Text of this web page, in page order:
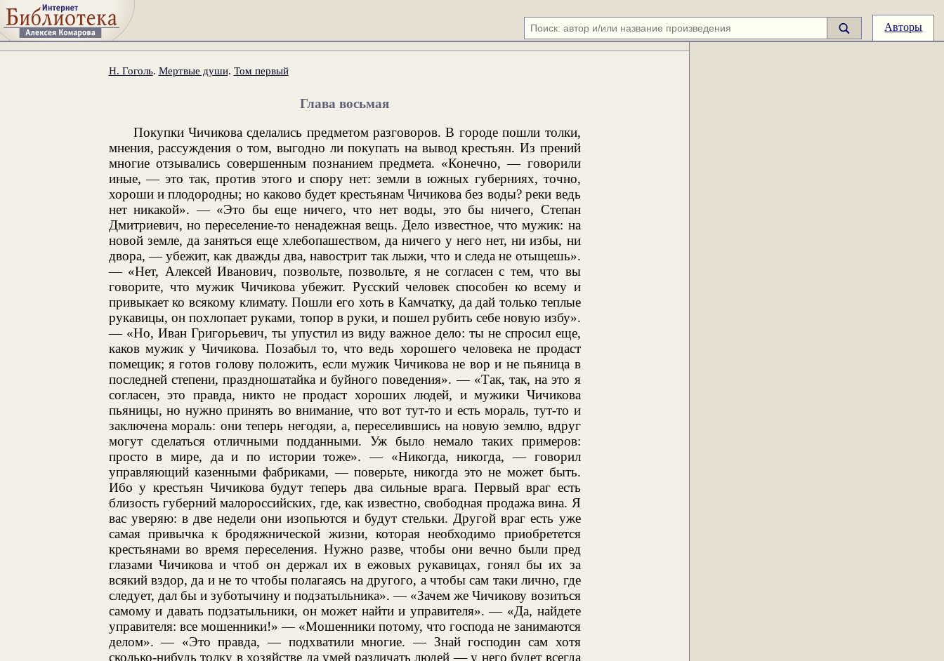
Авторы
Н. Гоголь. Мертвые души. Том первый
Глава восьмая
Покупки Чичикова сделались предметом разговоров. В городе пошли толки,
мнения, рассуждения о том, выгодно ли покупать на вывод крестьян. Из прений
многие отзывались совершенным познанием предмета. «Конечно, — говорили
иные, — это так, против этого и спору нет: земли в южных губерниях, точно,
хороши и плодородны; но каково будет крестьянам Чичикова без воды? реки ведь
нет никакой». — «Это бы еще ничего, что нет воды, это бы ничего, Степан
Дмитриевич, но переселение-то ненадежная вещь. Дело известное, что мужик: на
новой земле, да заняться еще хлебопашеством, да ничего у него нет, ни избы, ни
двора, — убежит, как дважды два, навострит так лыжи, что и следа не отыщешь».
— «Нет, Алексей Иванович, позвольте, позвольте, я не согласен с тем, что вы
говорите, что мужик Чичикова убежит. Русский человек способен ко всему и
привыкает ко всякому климату. Пошли его хоть в Камчатку, да дай только теплые
рукавицы, он похлопает руками, топор в руки, и пошел рубить себе новую избу».
— «Но, Иван Григорьевич, ты упустил из виду важное дело: ты не спросил еще,
каков мужик у Чичикова. Позабыл то, что ведь хорошего человека не продаст
помещик; я готов голову положить, если мужик Чичикова не вор и не пьяница в
последней степени, праздношатайка и буйного поведения». — «Так, так, на это я
согласен, это правда, никто не продаст хороших людей, и мужики Чичикова
пьяницы, но нужно принять во внимание, что вот тут-то и есть мораль, тут-то и
заключена мораль: они теперь негодяи, а, переселившись на новую землю, вдруг
могут сделаться отличными подданными. Уж было немало таких примеров:
просто в мире, да и по истории тоже». — «Никогда, никогда, — говорил
управляющий казенными фабриками, — поверьте, никогда это не может быть.
Ибо у крестьян Чичикова будут теперь два сильные врага. Первый враг есть
близость губерний малороссийских, где, как известно, свободная продажа вина. Я
вас уверяю: в две недели они изопьются и будут стельки. Другой враг есть уже
самая привычка к бродяжнической жизни, которая необходимо приобретется
крестьянами во время переселения. Нужно разве, чтобы они вечно были пред
глазами Чичикова и чтоб он держал их в ежовых рукавицах, гонял бы их за
всякий вздор, да и не то чтобы полагаясь на другого, а чтобы сам таки лично, где
следует, дал бы и зуботычину и подзатыльника». — «Зачем же Чичикову возиться
самому и давать подзатыльники, он может найти и управителя». — «Да, найдете
управителя: все мошенники!» — «Мошенники потому, что господа не занимаются
делом». — «Это правда, — подхватили многие. — Знай господин сам хотя
сколько-нибудь толку в хозяйстве да умей различать людей — у него будет всегда